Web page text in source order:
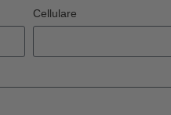
Cellulare